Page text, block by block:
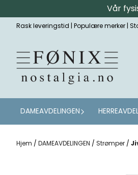
Vår
Rask leveringstid | Populære merker |
DAMEAVDELINGEN
Hjem / DAMEAVDELINGEN / Strømper /